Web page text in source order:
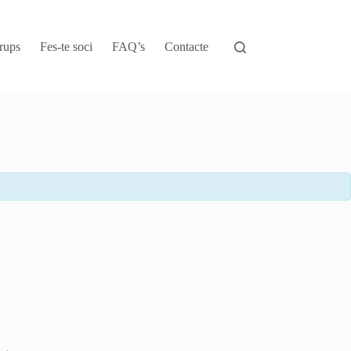
Fes-te soci FAQ’s Contacte